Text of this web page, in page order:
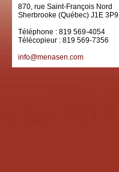
870, rue Saint-François Nord
Sherbrooke (Québec) J1E 3P9
Téléphone : 819 569-4054
Télécopieur : 819 569-7356
info@menasen.com